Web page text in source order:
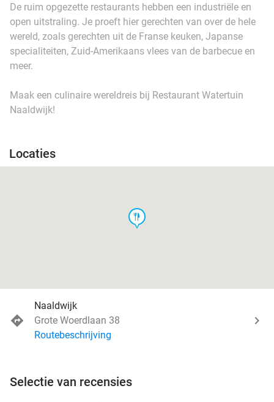
De ruim opgezette restaurants hebben een industriële en
open uitstraling. Je proeft hier gerechten van over de hele
wereld, zoals gerechten uit de Franse keuken, Japanse
specialiteiten, Zuid-Amerikaans vlees van de barbecue en
meer.
Maak een culinaire wereldreis bij Restaurant Watertuin
Naaldwijk!
Locaties
food
Naaldwijk
Grote Woerdlaan 38
Routebeschrijving
Selectie van recensies